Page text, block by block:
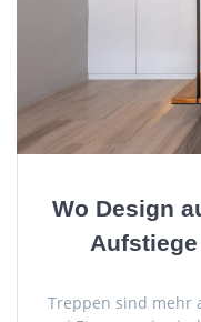
Wo Design
Treppen sind mehr